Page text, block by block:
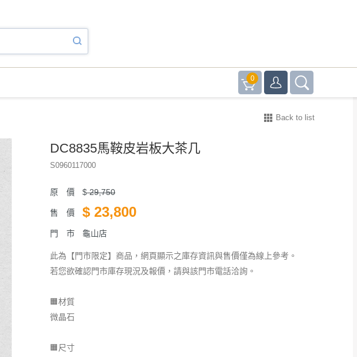
0
Back to list
DC8835馬鞍皮岩板大茶几
S0960117000
原 價 $29,750
售 價 $ 23,800
門 市 龜山店
此為【門市限定】商品，網頁顯示之庫存資訊與售價僅為線上參考。
若您欲確認門市庫存現況及報價，請與該門市電話洽詢。
🟧材質
微晶石
🟧尺寸